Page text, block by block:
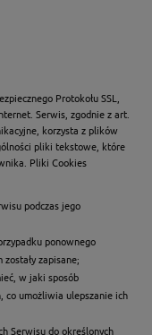
Protokołu SSL,
Serwis, zgodnie z art.
korzysta z plików
pliki tekstowe, które
Pliki Cookies
podczas jego
ponownego
zapisane;
w jaki sposób
co umożliwia ulepszanie ich
Serwisu do określonych